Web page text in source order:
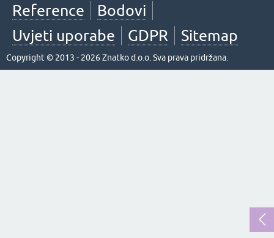
Reference
Bodovi
Uvjeti uporabe
GDPR Sitemap
Copyright © 2013 - 2026 Znatko d.o.o. Sva prava pridržana.